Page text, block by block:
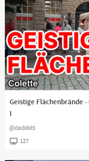
Geistige Flächenbrände
I
@daddel5
127